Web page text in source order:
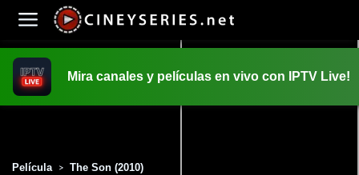
Mira canales y películas en vivo con IPTV Live!
Película > The Son (2010)